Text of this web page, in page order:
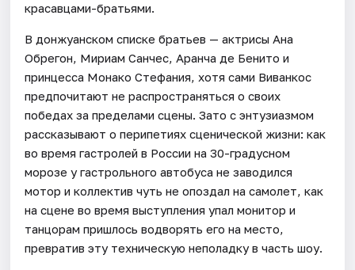
красавцами-братьями.
В донжуанском списке братьев — актрисы Ана
Обрегон, Мириам Санчес, Аранча де Бенито и
принцесса Монако Стефания, хотя сами Виванкос
предпочитают не распространяться о своих
победах за пределами сцены. Зато с энтузиазмом
рассказывают о перипетиях сценической жизни: как
во время гастролей в России на 30-градусном
морозе у гастрольного автобуса не заводился
мотор и коллектив чуть не опоздал на самолет, как
на сцене во время выступления упал монитор и
танцорам пришлось водворять его на место,
превратив эту техническую неполадку в часть шоу.